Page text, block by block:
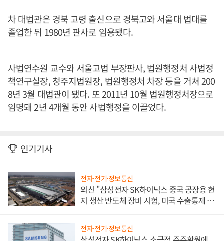
차 대법관은 경북 고령 출신으로 경북고와 서울대 법대를
졸업한 뒤 1980년 판사로 임용됐다.
사법연수원 교수와 서울고법 부장판사, 법원행정처 사법정
책연구실장, 청주지법원장, 법원행정처 차장 등을 거쳐 200
8년 3월 대법관이 됐다. 또 2011년 10월 법원행정처장으로
임명돼 2년 4개월 동안 사법행정을 이끌었다.
인기기사
전자·전기·정보통신
외신 "삼성전자 SK하이닉스 중국 공장용 현
지 생산 반도체 장비 시험, 미국 수출통제 대
전자·전기·정보통신